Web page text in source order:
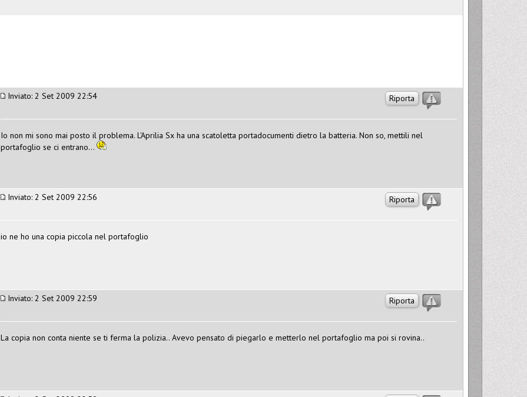
Riporta
Inviato: 2 Set 2009 22:54
Io non mi sono mai posto il problema. L'Aprilia Sx ha una scatoletta portadocumenti dietro la batteria. Non so, mettili nel
portafoglio se ci entrano...
Riporta
Inviato: 2 Set 2009 22:56
io ne ho una copia piccola nel portafoglio
Riporta
Inviato: 2 Set 2009 22:59
La copia non conta niente se ti ferma la polizia.. Avevo pensato di piegarlo e metterlo nel portafoglio ma poi si rovina..